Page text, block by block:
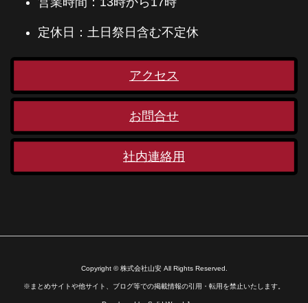
定休日：土日祭日含む不定休
アクセス
お問合せ
社内連絡用
Copyright © 株式会社山安 All Rights Reserved.
※まとめサイトや他サイト、ブログ等での掲載情報の引用・転用を禁止いたします。